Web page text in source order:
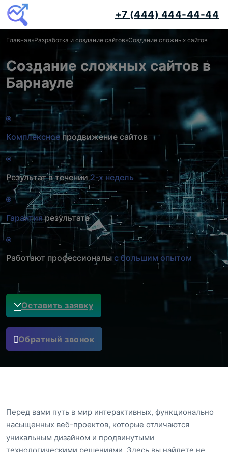
+7 (444) 444-44-44
Главная»Разработка и создание сайтов»Создание сложных сайтов
Создание сложных сайтов в
Барнауле
Комплексное продвижение сайтов
Результат в течении2-х недель
Гарантиярезультата
Работают профессионалыс большим опытом
Оставить заявку
Обратный звонок
Перед вами путь в мир интерактивных, функционально
насыщенных веб-проектов, которые отличаются
уникальным дизайном и продвинутыми